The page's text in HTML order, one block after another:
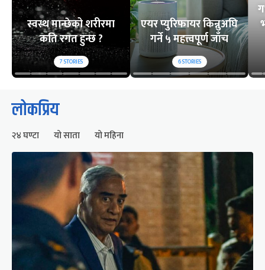
स्वस्थ मान्छेको शरीरमा
कति रगत हुन्छ ?
7STORIES
एयर प्युरिफायर किन्नुअघि
गर्ने ५ महत्त्वपूर्ण जाँच
6STORIES
लोकप्रिय
२४ घण्टा यो साता यो महिना